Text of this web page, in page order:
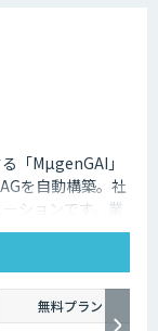
「MµgenGAI」
を自動構築。社
ションです。業
す。
無料プラン